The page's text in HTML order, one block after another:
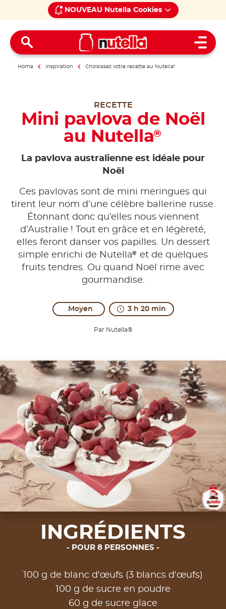
NOUVEAU Nutella Cookies
Open
Home Inspiration Choisissez votre recette au Nutella®
RECETTE
Mini pavlova de Noël
au Nutella®
La pavlova australienne est idéale pour
Noël
Ces pavlovas sont de mini meringues qui
tirent leur nom d’une célèbre ballerine russe.
Étonnant donc qu’elles nous viennent
d’Australie ! Tout en grâce et en légèreté,
elles feront danser vos papilles. Un dessert
simple enrichi de Nutella® et de quelques
fruits tendres. Ou quand Noël rime avec
gourmandise.
Moyen 3 h 20 min
Par Nutella®
INGRÉDIENTS
POUR 8 PERSONNES
100 g de blanc d'œufs (3 blancs d'œufs)
100 g de sucre en poudre
60 g de sucre glace